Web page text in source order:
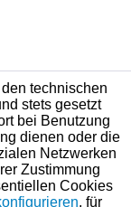
technischen
stets gesetzt
bei Benutzung
dienen oder die
Netzwerken
Zustimmung
Cookies
, für